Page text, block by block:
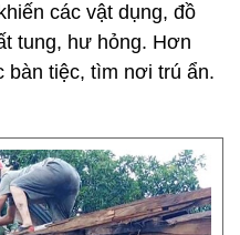
các vật dụng, đồ
tung, hư hỏng. Hơn
tiệc, tìm nơi trú ẩn.